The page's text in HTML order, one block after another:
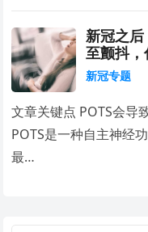
新冠之
至颤抖，
新冠专题
文章关键点 POTS会导
POTS是一种自主神经
最…